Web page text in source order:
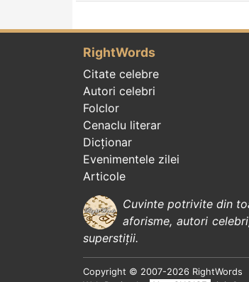
RightWords
Citate celebre
Autori celebri
Folclor
Cenaclu literar
Dicționar
Evenimentele zilei
Articole
Cuvinte potrivite din
aforisme, autori celebri
superstiții.
Copyright © 2007-2026 RightWords